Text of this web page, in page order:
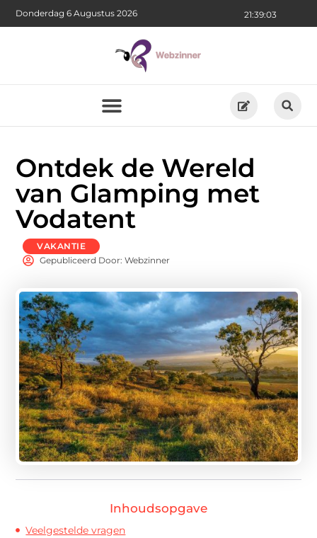
21:39:03
Donderdag 6 Augustus 2026
Ontdek de Wereld
van Glamping met
Vodatent
VAKANTIE
Gepubliceerd Door: Webzinner
Inhoudsopgave
Veelgestelde vragen